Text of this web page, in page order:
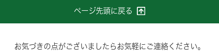
ページ先頭に戻る
お気づきの点がございましたらお気軽にご連絡ください。